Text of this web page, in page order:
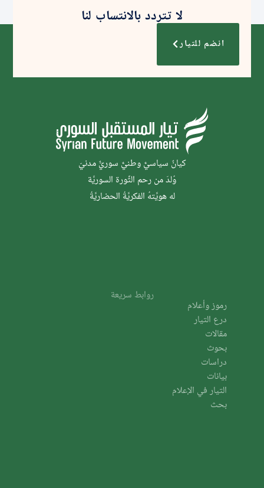
لا تتردد بالانتساب لنا
انضم للتيار
كيانٌ سياسيٌّ وطنيٌّ سوريٌّ مدنيّ
وُلدَ من رحم الثَّورة السوريَّة
له هويَّتهُ الفكريَّةُ الحضاريَّةُ
روابط سريعة
رموز وأعلام
درع التيار
مقالات
بحوث
دراسات
بيانات
التيار في الإعلام
بحث